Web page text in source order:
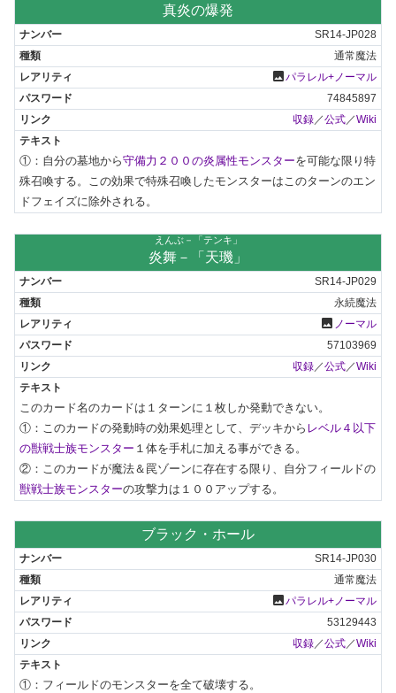
真炎の爆発
SR14-JP028
通常魔法
photoパラレル+ノーマル
74845897
収録／公式／Wiki
①：自分の墓地から守備力２００の炎属性モンスターを可能な限り特
殊召喚する。この効果で特殊召喚したモンスターはこのターンのエン
ドフェイズに除外される。
えんぶ－「テンキ」
炎舞－「天璣」
SR14-JP029
永続魔法
photo ノーマル
57103969
収録 ／公式 ／Wiki
このカード名のカードは１ターンに１枚しか発動できない。
①：このカードの発動時の効果処理として、デッキから レベル４以下
の獣戦士族モンスター １体を手札に加える事ができる。
②：このカードが魔法＆罠ゾーンに存在する限り、自分フィールドの
獣戦士族モンスターの攻撃力は１００アップする。
ブラック・ホール
SR14-JP030
通常魔法
photoパラレル+ノーマル
53129443
収録／公式／Wiki
①：フィールドのモンスターを全て破壊する。